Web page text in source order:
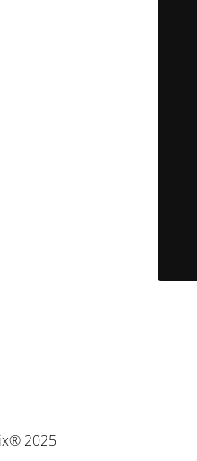
2025